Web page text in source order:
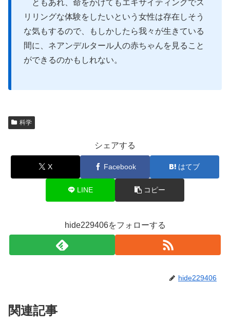
ともあれ、命をかけてもエキサイティングでス
リリングな体験をしたいという女性は存在しそう
な気もするので、もしかしたら我々が生きている
間に、ネアンデルタール人の赤ちゃんを見ること
ができるのかもしれない。
科学
シェアする
X Facebook はてブ
LINE コピー
hide229406をフォローする
hide229406
関連記事